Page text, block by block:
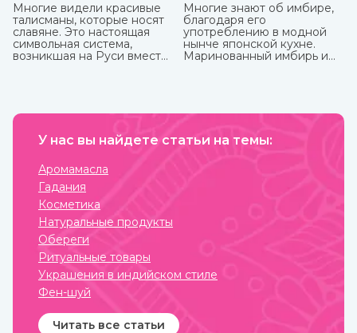
Многие видели красивые
талисманы, которые носят
славяне. Это настоящая
символьная система,
возникшая на Руси вместе
одежду, предметы
архитектуру жилищ. Таким
соединялись с
окружающим миром, но и
просили у него защиты от
темных сил, дурного глаза,
болезней, войн и
покровительства в
земледелии, семейных
делах и т.п.
Многие знают об имбире,
благодаря его
употреблению в модной
нынче японской кухне.
Маринованный имбирь и
больше всего полезных
больше пользы.
У нас вы найдете статьи на темы:
Аромамасла
Гадания
Косметика
Натуральные продукты
Обереги
Ритуальные товары
Украшения в индийском стиле
Фен-шуй
Читать все статьи